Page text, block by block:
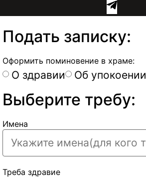
Подать записку:
Оформить поминовение в храме:
О здравии Об упокоении
Выберите требу:
Имена
Треба здравие